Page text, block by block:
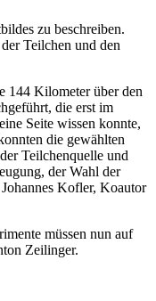
zu beschreiben.
Teilchen und den
144 Kilometer über den
die erst im
Seite wissen konnte,
die gewählten
Teilchenquelle und
der Wahl der
Kofler, Koautor
müssen nun auf
Zeilinger.